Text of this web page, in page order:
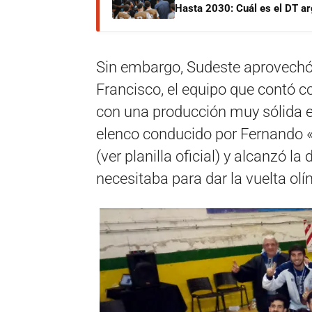
Hasta 2030: Cuál es el DT
Sin embargo, Sudeste
Francisco, el equipo que contó
con una producción muy sólida
elenco conducido por Fernando
(ver planilla oficial) y alcanzó la
necesitaba para dar la vuelta